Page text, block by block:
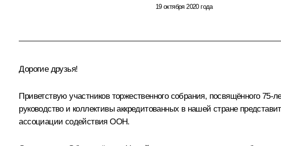
19 октября 2020 года
Дорогие друзья!
Приветствую участников торжественного собрания, посвящённого
руководство и коллективы аккредитованных в нашей стране
ассоциации содействия ООН.